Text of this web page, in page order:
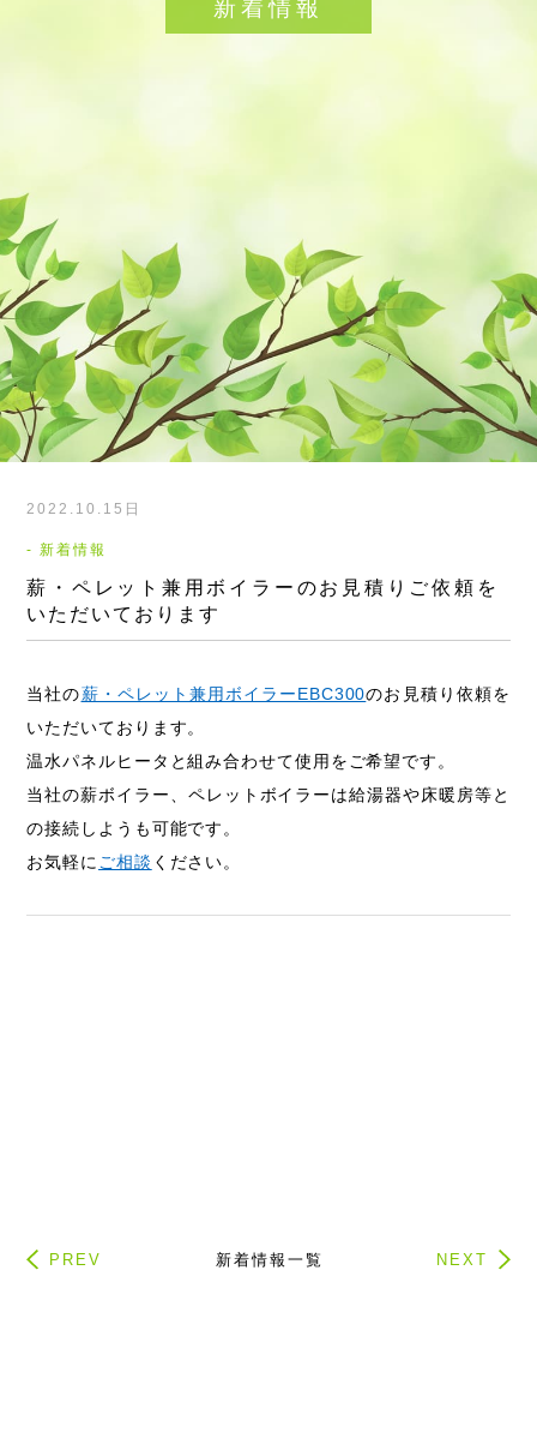
新着情報
2022.10.15日
- 新着情報
薪・ペレット兼用ボイラーのお見積りご依頼を
いただいております
当社の薪・ペレット兼用ボイラーEBC300のお見積り依頼を
いただいております。
温水パネルヒータと組み合わせて使用をご希望です。
当社の薪ボイラー、ペレットボイラーは給湯器や床暖房等と
の接続しようも可能です。
お気軽に ご相談 ください。
PREV 新着情報一覧 NEXT